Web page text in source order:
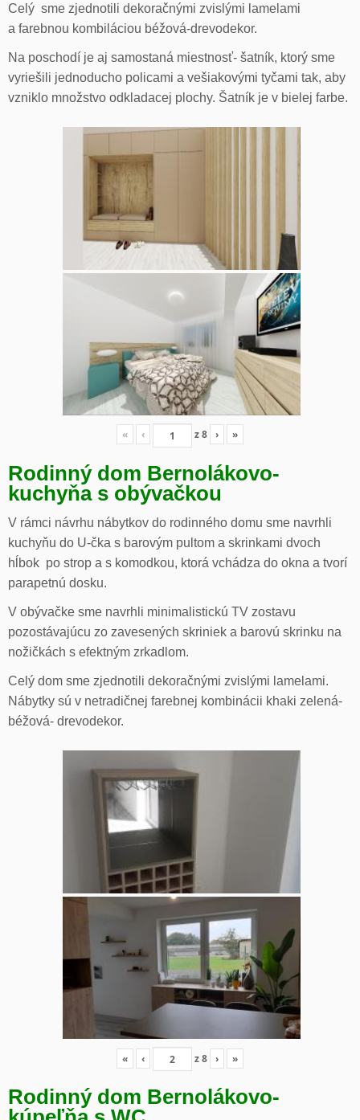
Celý sme zjednotili dekoračnými zvislými lamelami
a farebnou kombiláciou béžová-drevodekor.
Na poschodí je aj samostaná miestnosť- šatník, ktorý sme
vyriešili jednoducho policami a vešiakovými tyčami tak, aby
vzniklo množstvo odkladacej plochy. Šatník je v bielej farbe.
« ‹ z8 › »
Rodinný dom Bernolákovo-
kuchyňa s obývačkou
V rámci návrhu nábytkov do rodinného domu sme navrhli
kuchyňu do U-čka s barovým pultom a skrinkami dvoch
hĺbok po strop a s komodkou, ktorá vchádza do okna a tvorí
parapetnú dosku.
V obývačke sme navrhli minimalistickú TV zostavu
pozostávajúcu zo zavesených skriniek a barovú skrinku na
nožičkách s efektným zrkadlom.
Celý dom sme zjednotili dekoračnými zvislými lamelami.
Nábytky sú v netradičnej farebnej kombinácii khaki zelená-
béžová- drevodekor.
« ‹ z8 › »
Rodinný dom Bernolákovo-